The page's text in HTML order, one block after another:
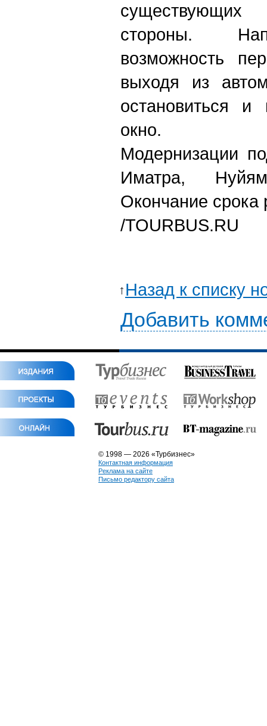
стороны.
возможность
выходя из
остановиться
окно.
Модернизации
Иматра,
Окончание срока
/TOURBUS.RU
Назад к списку
Добавить
© 1998 — 2026 «Турбизнес»
Контактная информация
Реклама на сайте
Письмо редактору сайта